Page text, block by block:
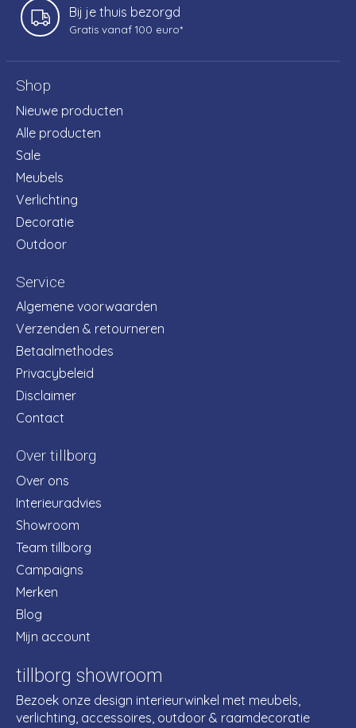
Bij je thuis bezorgd
Gratis vanaf 100 euro*
Shop
Nieuwe producten
Alle producten
Sale
Meubels
Verlichting
Decoratie
Outdoor
Service
Algemene voorwaarden
Verzenden & retourneren
Betaalmethodes
Privacybeleid
Disclaimer
Contact
Over tillborg
Over ons
Interieuradvies
Showroom
Team tillborg
Campaigns
Merken
Blog
Mijn account
tillborg showroom
Bezoek onze design interieurwinkel met meubels,
verlichting, accessoires, outdoor & raamdecoratie